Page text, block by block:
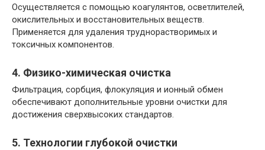
Осуществляется с помощью коагулянтов, осветлителей,
окислительных и восстановительных веществ.
Применяется для удаления труднорастворимых и
токсичных компонентов.
4. Физико-химическая очистка
Фильтрация, сорбция, флокуляция и ионный обмен
обеспечивают дополнительные уровни очистки для
достижения сверхвысоких стандартов.
5. Технологии глубокой очистки